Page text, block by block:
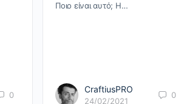
0
Ποιο είναι αυτό; Η…
CraftiusPRO
24/02/2021
0